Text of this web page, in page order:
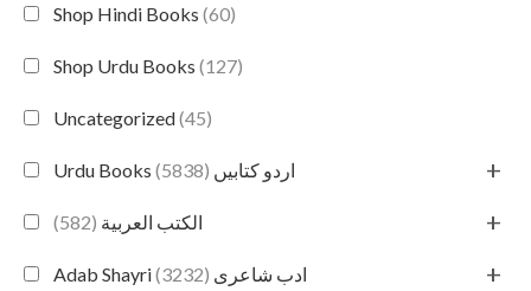
Shop Hindi Books (60)
Shop Urdu Books (127)
Uncategorized(45)
Urdu Books اردو کتابیں (5838) +
الكتب العربية (582) +
Adab Shayri ادب شاعری (3232) +